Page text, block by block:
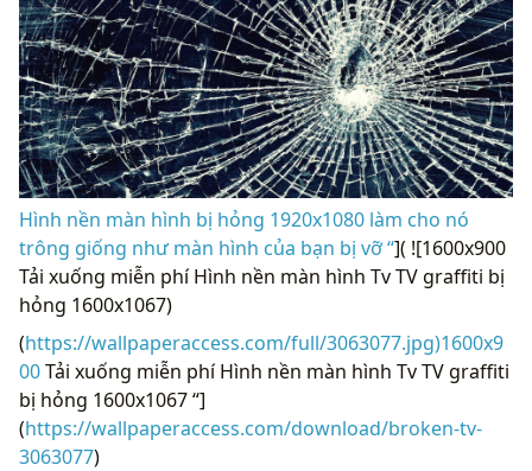
Hình nền màn hình bị hỏng 1920x1080 làm cho nó
trông giống như màn hình của bạn bị vỡ “]( ![1600x900
Tải xuống miễn phí Hình nền màn hình Tv TV graffiti bị
hỏng 1600x1067)
(https://wallpaperaccess.com/full/3063077.jpg)1600x9
00Tải xuống miễn phí Hình nền màn hình Tv TV graffiti
bị hỏng 1600x1067 “]
(https://wallpaperaccess.com/download/broken-tv-
3063077)